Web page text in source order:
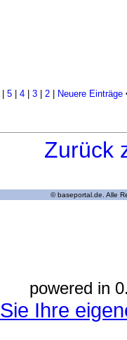
5 4 3 2 Neuere Einträge
Zurück
© baseportal.de. Alle
powered in
Ihre